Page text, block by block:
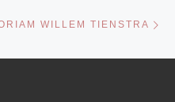
WILLEM TIENSTRA